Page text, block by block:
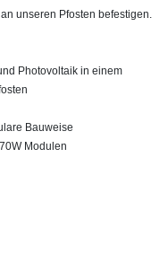
unseren Pfosten befestigen.
Photovoltaik in einem
Bauweise
Modulen